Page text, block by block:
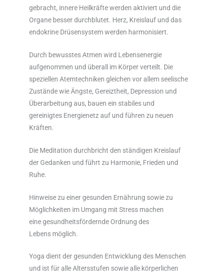
gebracht, innere Heilkräfte werden aktiviert und die
Organe besser durchblutet. Herz, Kreislauf und das
endokrine Drüsensystem werden harmonisiert.
Durch bewusstes Atmen wird Lebensenergie
aufgenommen und überall im Körper verteilt. Die
speziellen Atemtechniken gleichen vor allem seelische
Zustände wie Ängste, Gereiztheit, Depression und
Überarbeitung aus, bauen ein stabiles und
gereinigtes Energienetz auf und führen zu neuen
Kräften.
Die Meditation durchbricht den ständigen Kreislauf
der Gedanken und führt zu Harmonie, Frieden und
Ruhe.
Hinweise zu einer gesunden Ernährung sowie zu
Möglichkeiten im Umgang mit Stress machen
eine gesundheitsfördernde Ordnung des
Lebens möglich.
Yoga dient der gesunden Entwicklung des Menschen
und ist für alle Altersstufen sowie alle körperlichen